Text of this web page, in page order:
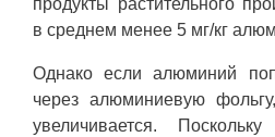
продукты растительного
в среднем менее 5 мг/кг
Однако если алюминий
через алюминиевую
увеличивается.